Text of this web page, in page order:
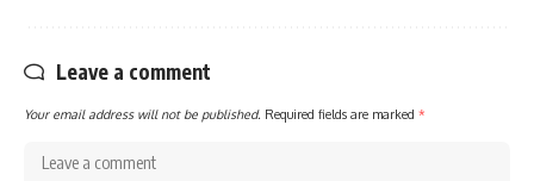
Leave a comment
Your email address will not be published. Required fields are marked *